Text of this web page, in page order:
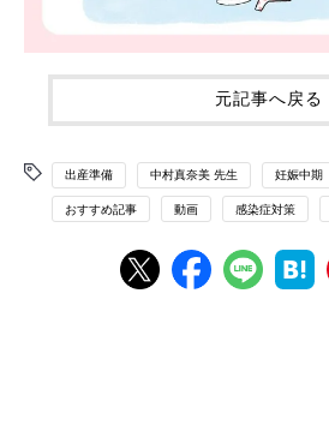
元記事へ戻る
出産準備 中村真奈美 先生 妊娠中期
おすすめ記事 動画 感染症対策